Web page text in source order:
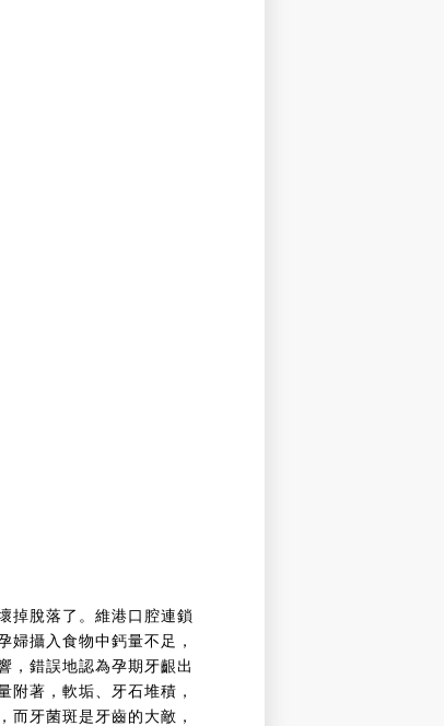
掉脫落了。維港口腔連鎖
婦攝入食物中鈣量不足，
，錯誤地認為孕期牙齦出
附著，軟垢、牙石堆積，
而牙菌斑是牙齒的大敵，